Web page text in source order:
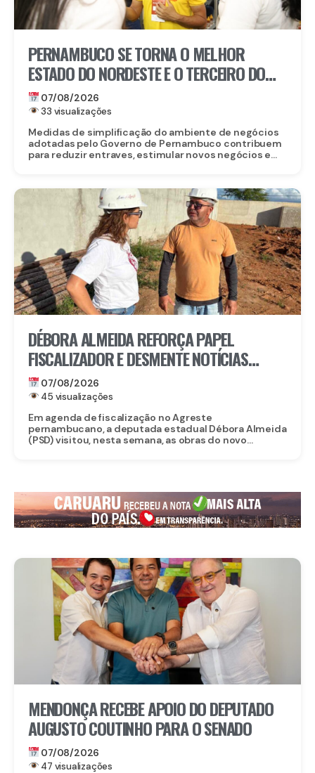
PERNAMBUCO SE TORNA O MELHOR
ESTADO DO NORDESTE E O TERCEIRO DO
BRASIL PARA EMPREENDER
07/08/2026
33 visualizações
Medidas de simplificação do ambiente de negócios
adotadas pelo Governo de Pernambuco contribuem
para reduzir entraves, estimular novos negócios e...
DÉBORA ALMEIDA REFORÇA PAPEL
FISCALIZADOR E DESMENTE NOTÍCIAS
FALSAS SOBRE OBRA DO CORPO DE
BOMBEIROS EM BELO JARDIM
07/08/2026
45 visualizações
Em agenda de fiscalização no Agreste
pernambucano, a deputada estadual Débora Almeida
(PSD) visitou, nesta semana, as obras do novo...
MENDONÇA RECEBE APOIO DO DEPUTADO
AUGUSTO COUTINHO PARA O SENADO
07/08/2026
47 visualizações